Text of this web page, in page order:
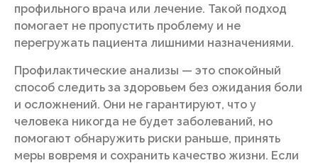
профильного врача или лечение. Такой подход
помогает не пропустить проблему и не
перегружать пациента лишними назначениями.
Профилактические анализы — это спокойный
способ следить за здоровьем без ожидания боли
и осложнений. Они не гарантируют, что у
человека никогда не будет заболеваний, но
помогают обнаружить риски раньше, принять
меры вовремя и сохранить качество жизни. Если